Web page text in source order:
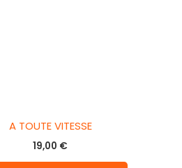
A TOUTE VITESSE
19,00 €